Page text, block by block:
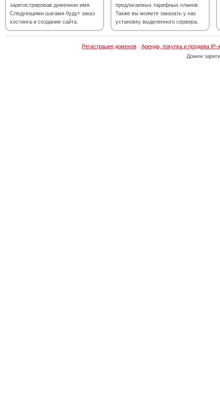
зарегистрировав доменное имя.
Следующими шагами будут заказ
хостинга и создание сайта.
предлагаемых тарифных планов.
Также вы можете заказать у нас
установку выделенного сервера.
Регистрация доменов· Аренда, покупка и продажа IP-
Домен